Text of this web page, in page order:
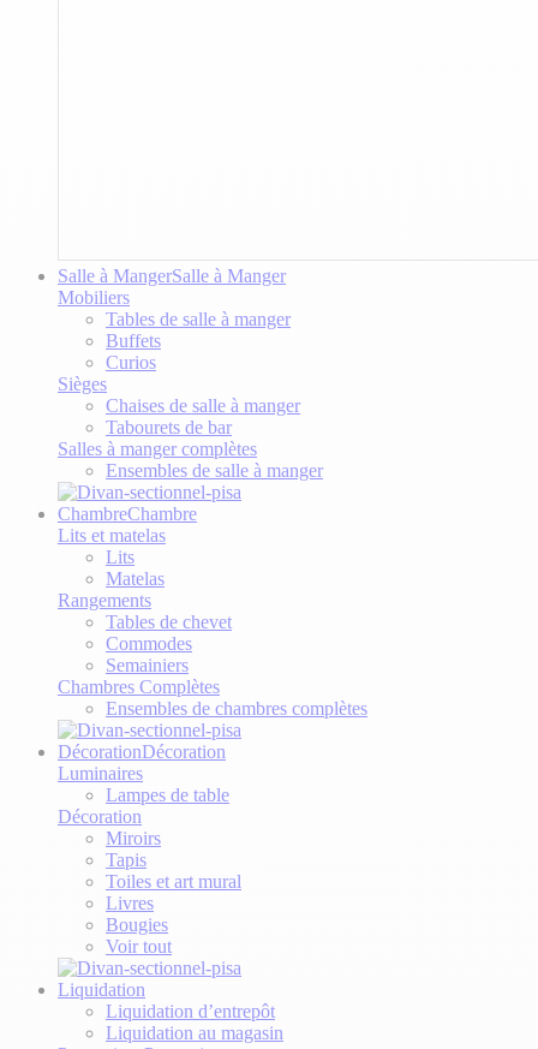
Salle à MangerSalle à Manger
Mobiliers
Tables de salle à manger
Buffets
Curios
Sièges
Chaises de salle à manger
Tabourets de bar
Salles à manger complètes
Ensembles de salle à manger
ChambreChambre
Lits et matelas
Lits
Matelas
Rangements
Tables de chevet
Commodes
Semainiers
Chambres Complètes
Ensembles de chambres complètes
DécorationDécoration
Luminaires
Lampes de table
Décoration
Miroirs
Tapis
Toiles et art mural
Livres
Bougies
Voir tout
Liquidation
Liquidation d’entrepôt
Liquidation au magasin